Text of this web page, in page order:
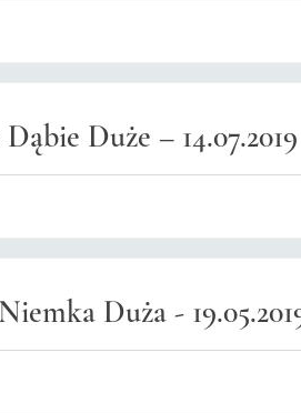
Duże – 14.07.2019
Duża -